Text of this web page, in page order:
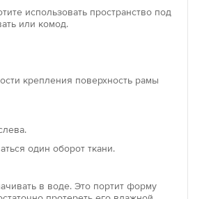
использовать пространство под
или комод.
крепления поверхность рамы
один оборот ткани.
в воде. Это портит форму
и короба, закрывающего вал.
держит форму и надежно
лучей в опущенном виде.
декорирования пластиковых
полотно, имеет
на чистой пластиковой